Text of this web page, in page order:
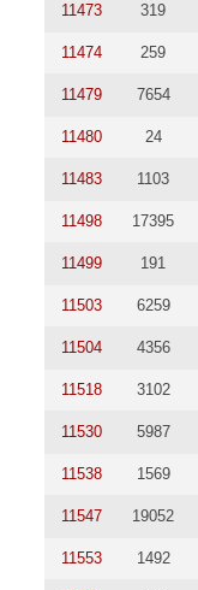
11473 319
11474 259
11479 7654
11480 24
11483 1103
11498 17395
11499 191
11503 6259
11504 4356
11518 3102
11530 5987
11538 1569
11547 19052
11553 1492